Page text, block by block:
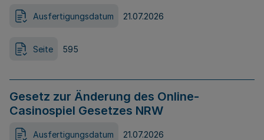
Ausfertigungsdatum 21.07.2026
Seite 595
Gesetz zur Änderung des Online-
Casinospiel Gesetzes NRW
Ausfertigungsdatum 21.07.2026